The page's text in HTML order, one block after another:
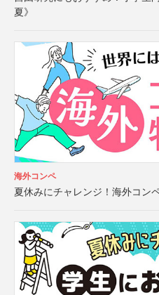
夏》
海外コンペ
夏休みにチャレンジ！海外コン